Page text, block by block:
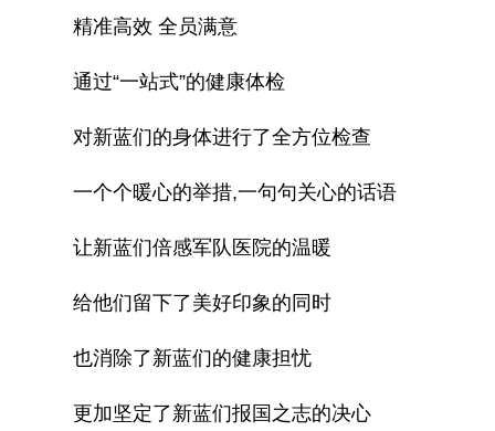
精准高效 全员满意
通过“一站式”的健康体检
对新蓝们的身体进行了全方位检查
一个个暖心的举措,一句句关心的话语
让新蓝们倍感军队医院的温暖
给他们留下了美好印象的同时
也消除了新蓝们的健康担忧
更加坚定了新蓝们报国之志的决心